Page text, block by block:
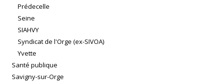
Prédecelle
Seine
SIAHVY
Syndicat de l'Orge (ex-SIVOA)
Yvette
Santé publique
Savigny-sur-Orge